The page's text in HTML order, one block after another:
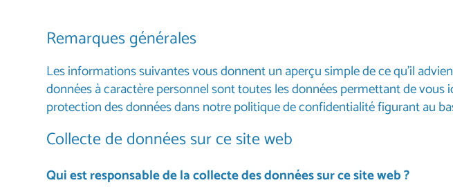
Remarques générales
Les informations suivantes vous donnent un aperçu simple de ce qu’il
données à caractère personnel sont toutes les données permettant de
protection des données dans notre politique de confidentialité figurant au
Collecte de données sur ce site web
Qui est responsable de la collecte des données sur ce site web ?